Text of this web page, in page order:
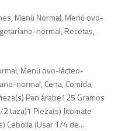
, Menú Normal, Menú ovo-
normal, Recetas,
Menú ovo-lácteo-
normal, Cena, Comida,
Pan árabe125 Gramos
taza)1 Pieza(s) Jitomate
Cebolla (Usar 1/4 de...